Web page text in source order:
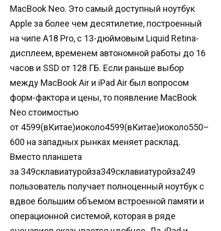
MacBook Neo. Это самый доступный ноутбук
Apple за более чем десятилетие, построенный
на чипе A18 Pro, с 13-дюймовым Liquid Retina-
дисплеем, временем автономной работы до 16
часов и SSD от 128 ГБ. Если раньше выбор
между MacBook Air и iPad Air был вопросом
форм-фактора и цены, то появление MacBook
Neo стоимостью
от 4599(вКитае)иоколо4599(вКитае)иоколо550–
600 на западных рынках меняет расклад.
Вместо планшета
за 349склавиатуройза349склавиатуройза249
пользователь получает полноценный ноутбук с
вдвое большим объемом встроенной памяти и
операционной системой, которая в ряде